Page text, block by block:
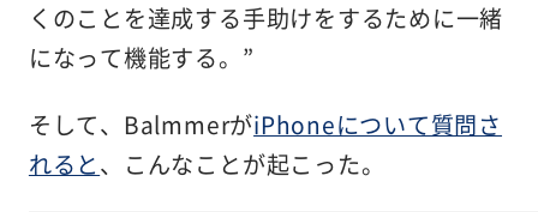
くのことを達成する手助けをするために一緒
になって機能する。”
そして、BalmmerがiPhoneについて質問さ
れると、こんなことが起こった。